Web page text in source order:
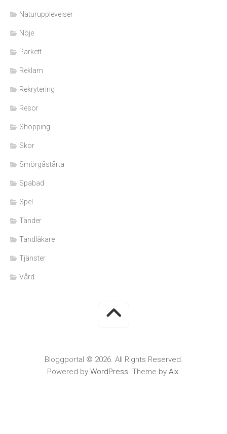
Naturupplevelser
Nöje
Parkett
Reklam
Rekrytering
Resor
Shopping
Skor
Smörgåstårta
Spabad
Spel
Tänder
Tandläkare
Tjänster
Vård
Bloggportal © 2026. All Rights Reserved.
Powered by WordPress. Theme by Alx.